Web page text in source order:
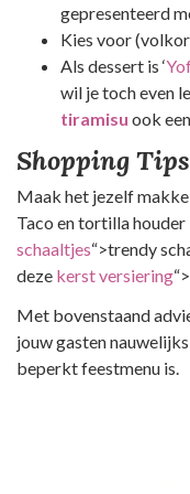
gepresenteerd
Kies voor
Als dessert is ‘
wil je toch even
tiramisu ook
Shopping Tips
Maak het jezelf
Taco en tortilla
schaaltjes“>trendy
deze kerst versiering
Met bovenstaand
jouw gasten
beperkt feestmenu is.